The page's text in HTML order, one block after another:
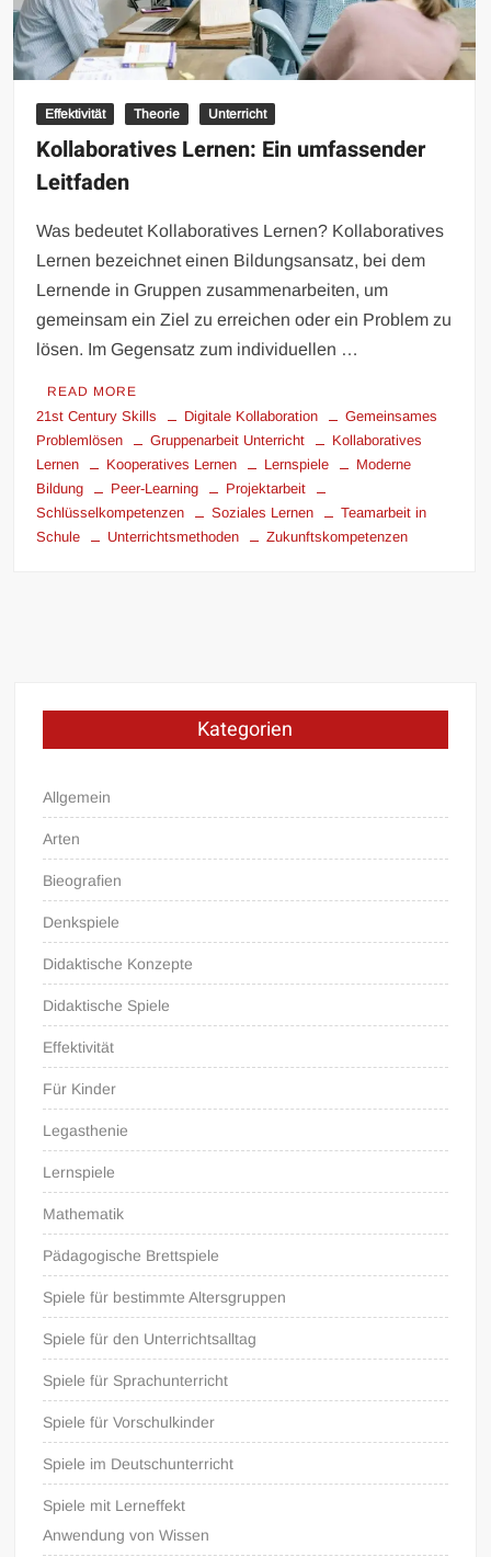
Effektivität Theorie Unterricht
Kollaboratives Lernen: Ein umfassender
Leitfaden
Was bedeutet Kollaboratives Lernen? Kollaboratives
Lernen bezeichnet einen Bildungsansatz, bei dem
Lernende in Gruppen zusammenarbeiten, um
gemeinsam ein Ziel zu erreichen oder ein Problem zu
lösen. Im Gegensatz zum individuellen …
READ MORE
21st Century Skills Digitale Kollaboration
Gemeinsames
Problemlösen
Gruppenarbeit Unterricht
Kollaboratives
Lernen
Kooperatives Lernen Lernspiele
Moderne
Bildung
Peer-Learning
Projektarbeit
Schlüsselkompetenzen
Soziales Lernen
Teamarbeit in
Schule
Unterrichtsmethoden Zukunftskompetenzen
Kategorien
Allgemein
Arten
Bieografien
Denkspiele
Didaktische Konzepte
Didaktische Spiele
Effektivität
Für Kinder
Legasthenie
Lernspiele
Mathematik
Pädagogische Brettspiele
Spiele für bestimmte Altersgruppen
Spiele für den Unterrichtsalltag
Spiele für Sprachunterricht
Spiele für Vorschulkinder
Spiele im Deutschunterricht
Spiele mit Lerneffekt
Anwendung von Wissen